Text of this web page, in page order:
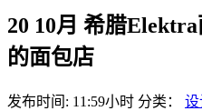
20 10月 希腊Elektra
的面包店
发布时间: 11:59小时 分类： 设